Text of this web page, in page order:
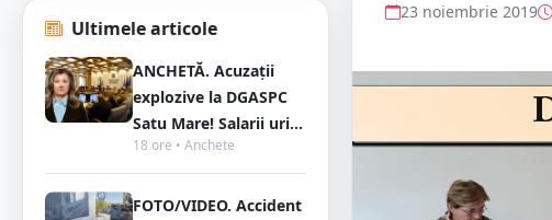
Ultimele articole
ANCHETĂ. Acuzații
explozive la DGASPC
Satu Mare! Salarii uri...
18 ore • Anchete
FOTO/VIDEO. Accident
23 noiembrie 2019